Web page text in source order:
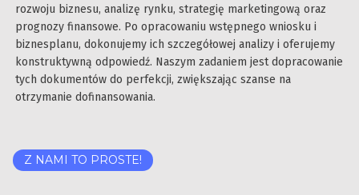
rozwoju biznesu, analizę rynku, strategię marketingową oraz
prognozy finansowe. Po opracowaniu wstępnego wniosku i
biznesplanu, dokonujemy ich szczegółowej analizy i oferujemy
konstruktywną odpowiedź. Naszym zadaniem jest dopracowanie
tych dokumentów do perfekcji, zwiększając szanse na
otrzymanie dofinansowania.
Z NAMI TO PROSTE!